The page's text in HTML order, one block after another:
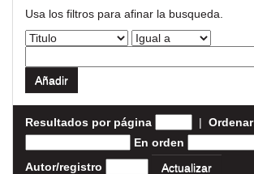
Usa los filtros para afinar la busqueda.
Resultados por página |
En orden
Autor/registro